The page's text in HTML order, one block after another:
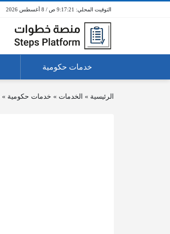
9:17:22 ص / 8 أغسطس 2026
خدمات حكومية
الرئيسية » الخدمات » خدمات حكومية »